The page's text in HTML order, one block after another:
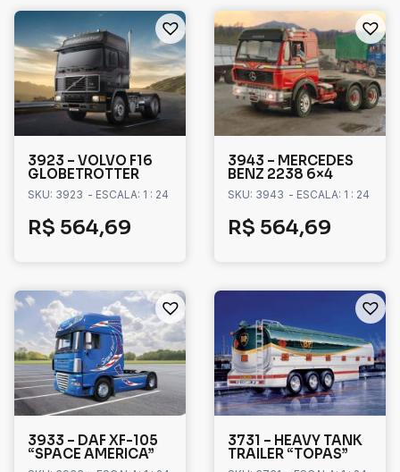
3923 – VOLVO F16
GLOBETROTTER
SKU: 3923 - ESCALA: 1 : 24
R$ 564,69
3943 – MERCEDES
BENZ 2238 6×4
SKU: 3943 - ESCALA: 1 : 24
R$ 564,69
3933 – DAF XF-105
“SPACE AMERICA”
3731 – HEAVY TANK
TRAILER “TOPAS”